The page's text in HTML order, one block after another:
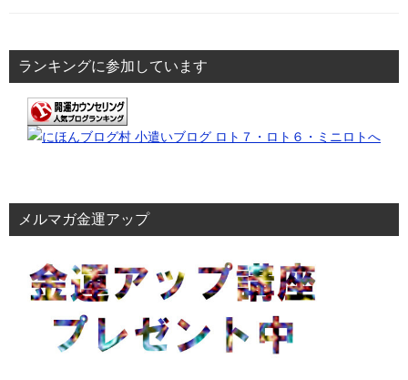
ランキングに参加しています
メルマガ金運アップ